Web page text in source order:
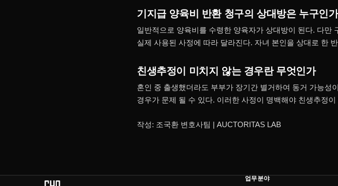
기지급 양육비 반환 청구의 상대방은 누구인가
일반적으로 양육비를 수령한 양육자가 상대방이 된다. 다만
실제 사용된 사정에 따라 달라진다. 자녀 본인을 상대로 한
친생추정이 미치지 않는 경우란 무엇인가
혼인 중 출생했더라도 부부가 장기간 별거하여 동거 가능
경우가 문제 될 수 있다. 이러한 사정이 명백해야 친생추정
작성: 조국환 변호사팀 | AUCTORITAS LAB
업무분야